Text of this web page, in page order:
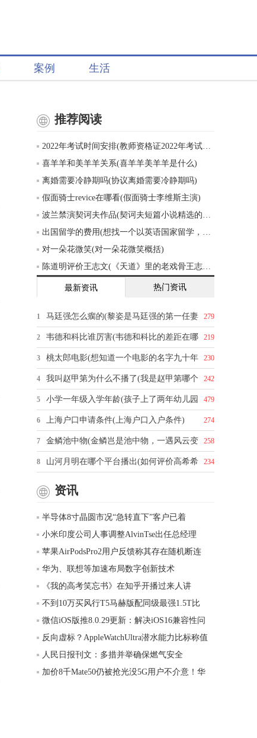
案例 生活
推荐阅读
2022年考试时间安排(教师资格证2022年考试时间表)
喜羊羊和美羊羊关系(喜羊羊美羊羊是什么)
离婚需要冷静期吗(协议离婚需要冷静期吗)
假面骑士revice在哪看(假面骑士李维斯主演)
波兰禁演契诃夫作品(契诃夫短篇小说精选的创作背景)
出国留学的费用(想找一个以英语国家留学，一年的费用大概五六万的样子，有什么推荐吗)
对一朵花微笑(对一朵花微笑概括)
陈道明评价王志文(《天道》里的老戏骨王志文，你怎么评价他的演技)
最新资讯 热门资讯
1 279
马廷强怎么瘸的(黎姿是马廷强的第一任妻
2 219
韦德和科比谁厉害(韦德和科比的差距在哪
3 230
桃太郎电影(想知道一个电影的名字九十年
4 242
我叫赵甲第为什么不播了(我是赵甲第哪个
5 479
小学一年级入学年龄(孩子上了两年幼儿园
6 274
上海户口申请条件(上海户口入户条件)
7 258
金鳞池中物(金鳞岂是池中物，一遇风云变
8 234
山河月明在哪个平台播出(如何评价高希希
资讯
半导体8寸晶圆市况“急转直下”客户已着
小米印度公司人事调整AlvinTse出任总经理
苹果AirPodsPro2用户反馈称其存在随机断连
华为、联想等加速布局数字创新技术
《我的高考笑忘书》在知乎开播过来人讲
不到10万买风行T5马赫版配同级最强1.5T比
微信iOS版推8.0.29更新：解决iOS16兼容性问
反向虚标？AppleWatchUltra潜水能力比标称值
人民日报刊文：多措并举确保燃气安全
加价8千Mate50仍被抢光没5G用户不介意！华